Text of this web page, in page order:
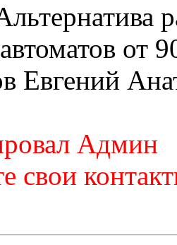
от
Евгений
Админ
свои